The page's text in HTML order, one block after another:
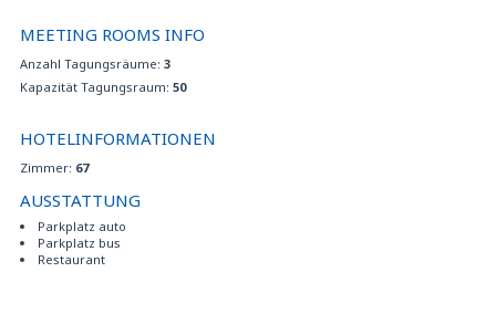
Reservierungsservice für Ausflüge, Eintritte zu Museen , Flüge, Autos….
Restaurant
Schließfach
Turnhalle
Verbundene Zimmer
Wäscheservice
Zimmerservice
Zusatzbett auf Anfrage erhältlich
IM ZIMMER:
MEETING ROOMS INFO
Anzahl Tagungsräume: 3
Kapazität Tagungsraum: 50
HOTELINFORMATIONEN
Zimmer: 67
AUSSTATTUNG
Parkplatz auto
Parkplatz bus
Restaurant